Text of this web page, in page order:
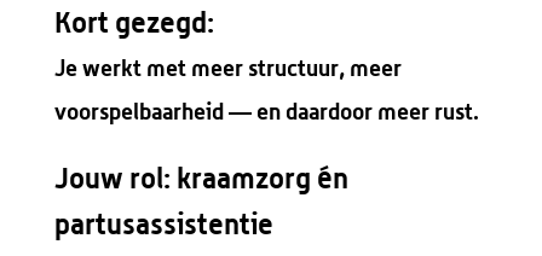
Kort gezegd:
Je werkt met meer structuur, meer
voorspelbaarheid — en daardoor meer rust.
Jouw rol: kraamzorg én
partusassistentie